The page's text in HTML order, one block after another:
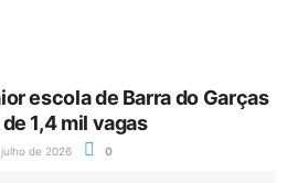
escola de Barra do Garças
1,4 mil vagas
de 2026 0